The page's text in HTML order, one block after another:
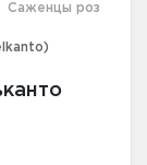
Саженцы роз